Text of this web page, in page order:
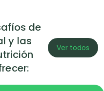
de
y las
Ver todos